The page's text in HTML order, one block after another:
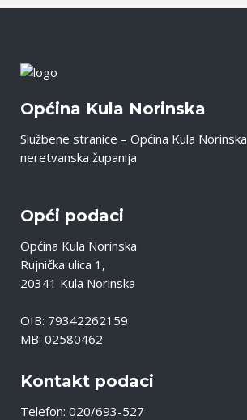
Općina Kula Norinska
Službene stranice – Općina Kula
neretvanska županija
Opći podaci
Općina Kula Norinska
Rujnička ulica 1,
20341 Kula Norinska
OIB: 79342262159
MB: 02580462
Kontakt podaci
Telefon: 020/693-527